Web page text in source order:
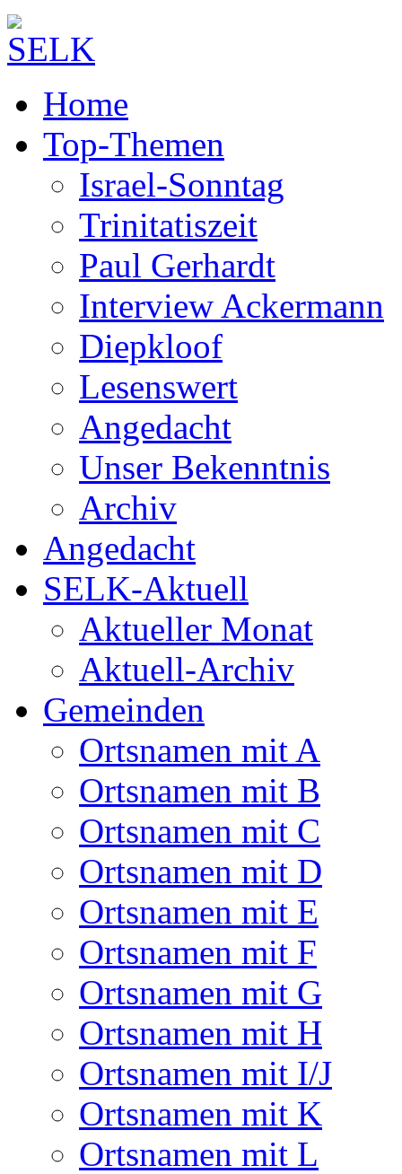
Home
Top-Themen
Israel-Sonntag
Trinitatiszeit
Paul Gerhardt
Interview Ackermann
Diepkloof
Lesenswert
Angedacht
Unser Bekenntnis
Archiv
Angedacht
SELK-Aktuell
Aktueller Monat
Aktuell-Archiv
Gemeinden
Ortsnamen mit A
Ortsnamen mit B
Ortsnamen mit C
Ortsnamen mit D
Ortsnamen mit E
Ortsnamen mit F
Ortsnamen mit G
Ortsnamen mit H
Ortsnamen mit I/J
Ortsnamen mit K
Ortsnamen mit L